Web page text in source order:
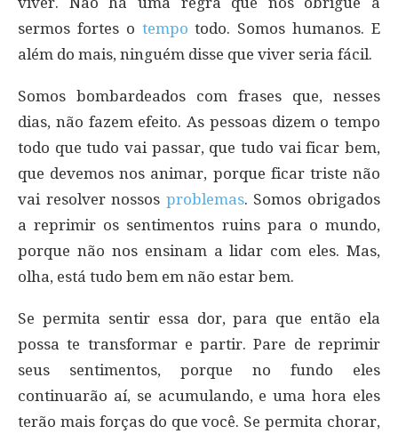
sermos fortes o tempo todo. Somos humanos. E
além do mais, ninguém disse que viver seria fácil.
Somos bombardeados com frases que, nesses
dias, não fazem efeito. As pessoas dizem o tempo
todo que tudo vai passar, que tudo vai ficar bem,
que devemos nos animar, porque ficar triste não
vai resolver nossos problemas. Somos obrigados
a reprimir os sentimentos ruins para o mundo,
porque não nos ensinam a lidar com eles. Mas,
olha, está tudo bem em não estar bem.
Se permita sentir essa dor, para que então ela
possa te transformar e partir. Pare de reprimir
seus sentimentos, porque no fundo eles
continuarão aí, se acumulando, e uma hora eles
terão mais forças do que você. Se permita chorar,